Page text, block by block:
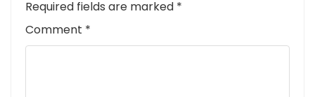
Required fields are marked *
Comment *